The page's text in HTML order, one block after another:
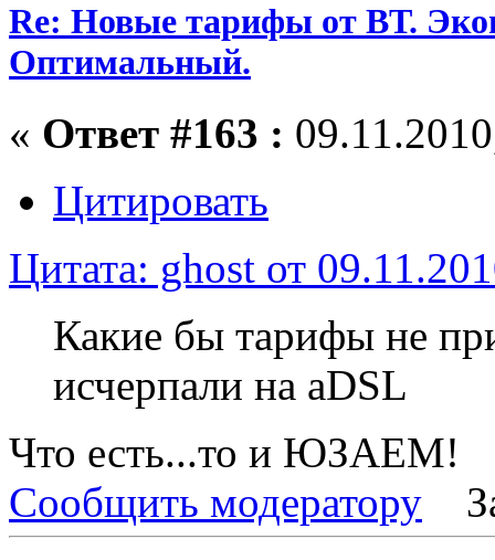
Re: Новые тарифы от ВТ.
Оптимальный.
« Ответ #163 :
Цитировать
Цитата: ghost от
Какие бы тарифы не
исчерпали на aDSL
Что есть...то и ЮЗАЕМ!
Сообщить модератору